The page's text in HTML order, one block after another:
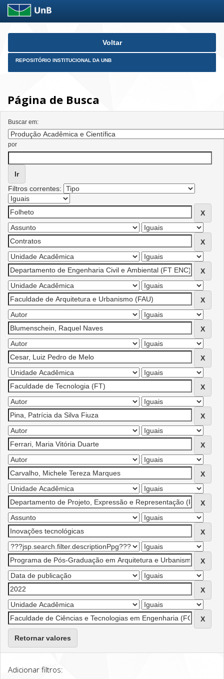
Skip
Voltar
REPOSITÓRIO INSTITUCIONAL DA UNB
Página de Busca
Buscar em:
por
Filtros correntes:
Retornar valores
Adicionar filtros: